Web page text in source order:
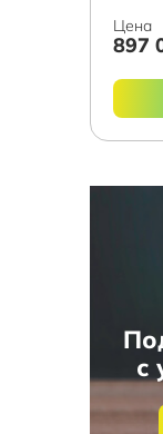
Цена
897
с